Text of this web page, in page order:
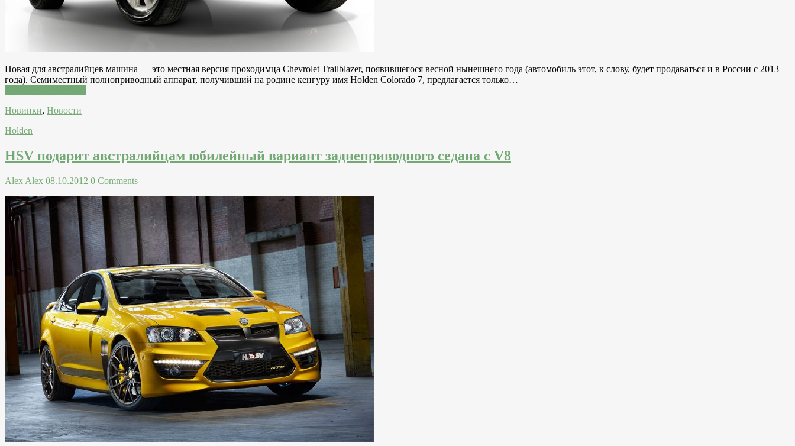
Новая для австралийцев машина — это местная версия проходимца Chevrolet Trailblazer, появившегося весной нынешнего года (автомобиль этот, к слову, будет продаваться и в России с 2013
года). Семиместный полноприводный аппарат, получивший на родине кенгуру имя Holden Colorado 7, предлагается только…
Новинки, Новости
Holden
HSV подарит австралийцам юбилейный вариант заднеприводного седана с V8
Alex Alex 08.10.2012 0 Comments